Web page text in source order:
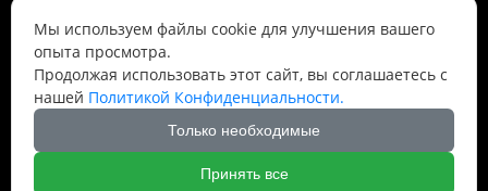

55-1 Qianjin Road, район Синьфу, Фушунь,
Ляонин
 Cnbrtsummer@gmail.com
+8613841389007
Мы используем файлы cookie для улучшения вашего
опыта просмотра.
Продолжая использовать этот сайт, вы соглашаетесь с
нашей Политикой Конфиденциальности.
Только необходимые
Принять все